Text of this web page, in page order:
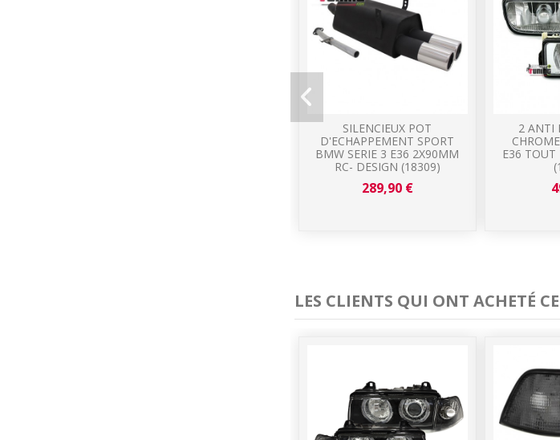
SILENCIEUX POT
D'ECHAPPEMENT SPORT
BMW SERIE 3 E36 2X90MM
RC- DESIGN (18309)
289,90 €
2 ANTI
E36
LES CLIENTS QUI ONT ACHETÉ